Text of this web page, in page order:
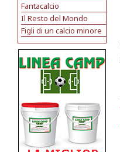
Fantacalcio
Il Resto del Mondo
Figli di un calcio minore